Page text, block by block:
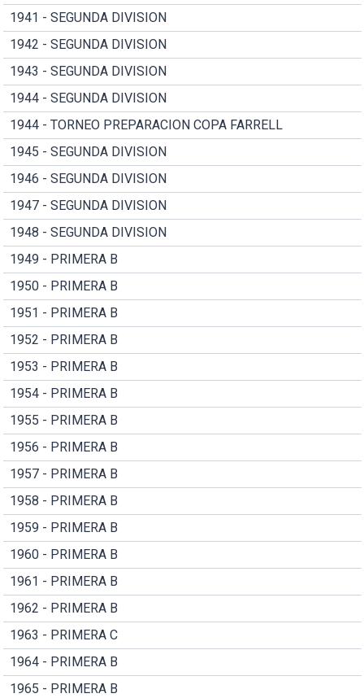
1941 - SEGUNDA DIVISION
1942 - SEGUNDA DIVISION
1943 - SEGUNDA DIVISION
1944 - SEGUNDA DIVISION
1944 - TORNEO PREPARACION COPA FARRELL
1945 - SEGUNDA DIVISION
1946 - SEGUNDA DIVISION
1947 - SEGUNDA DIVISION
1948 - SEGUNDA DIVISION
1949 - PRIMERA B
1950 - PRIMERA B
1951 - PRIMERA B
1952 - PRIMERA B
1953 - PRIMERA B
1954 - PRIMERA B
1955 - PRIMERA B
1956 - PRIMERA B
1957 - PRIMERA B
1958 - PRIMERA B
1959 - PRIMERA B
1960 - PRIMERA B
1961 - PRIMERA B
1962 - PRIMERA B
1963 - PRIMERA C
1964 - PRIMERA B
1965 - PRIMERA B